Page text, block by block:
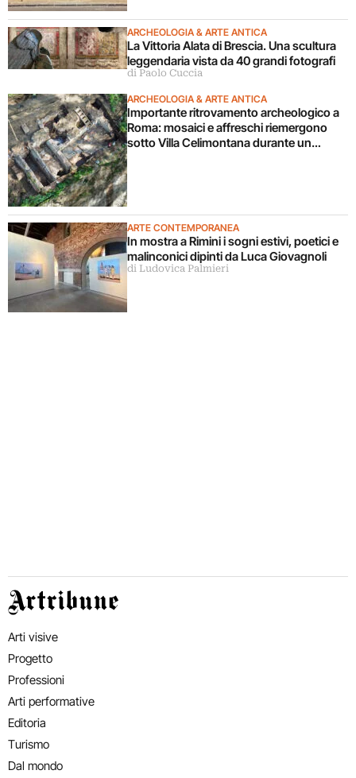
ARCHEOLOGIA & ARTE ANTICA
La Vittoria Alata di Brescia. Una scultura
leggendaria vista da 40 grandi fotografi
di Paolo Cuccia
ARCHEOLOGIA & ARTE ANTICA
Importante ritrovamento archeologico a
Roma: mosaici e affreschi riemergono
sotto Villa Celimontana durante un
ARTE CONTEMPORANEA
In mostra a Rimini i sogni estivi, poetici e
malinconici dipinti da Luca Giovagnoli
di Ludovica Palmieri
Artribune
Arti visive
Progetto
Professioni
Arti performative
Editoria
Turismo
Dal mondo